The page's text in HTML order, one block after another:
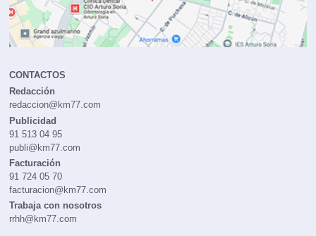
CONTACTOS
Redacción
redaccion@km77.com
Publicidad
91 513 04 95
publi@km77.com
Facturación
91 724 05 70
facturacion@km77.com
Trabaja con nosotros
rrhh@km77.com